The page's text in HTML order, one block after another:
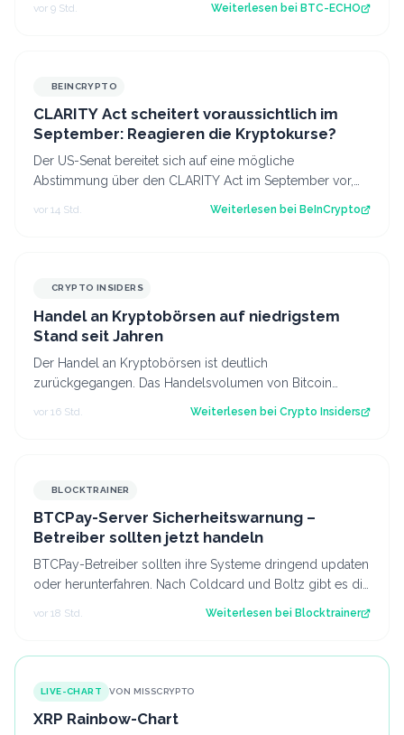
vor 9 Std. Weiterlesen bei BTC-ECHO
BEINCRYPTO
CLARITY Act scheitert voraussichtlich im
September: Reagieren die Kryptokurse?
Der US-Senat bereitet sich auf eine mögliche
Abstimmung über den CLARITY Act im September vor,
obwohl weiterhin die nötige Unterstützung feh…
vor 14 Std. Weiterlesen bei BeInCrypto
CRYPTO INSIDERS
Handel an Kryptobörsen auf niedrigstem
Stand seit Jahren
Der Handel an Kryptobörsen ist deutlich
zurückgegangen. Das Handelsvolumen von Bitcoin
vor 16 Std. Weiterlesen bei Crypto Insiders
BLOCKTRAINER
BTCPay-Server Sicherheitswarnung –
Betreiber sollten jetzt handeln
BTCPay-Betreiber sollten ihre Systeme dringend updaten
oder herunterfahren. Nach Coldcard und Boltz gibt es die
vor 18 Std. Weiterlesen bei Blocktrainer
LIVE-CHART VON MISSCRYPTO
XRP Rainbow-Chart